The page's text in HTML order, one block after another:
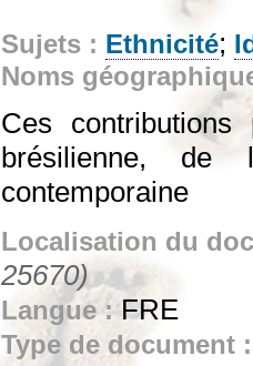
Sujets : Ethnicité;
Noms
Ces
brésilienne,
contemporaine
Localisation du
25670)
Langue :FRE
Type de document